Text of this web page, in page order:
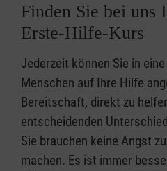
Finden Sie bei uns
Erste-Hilfe-Kurs
Jederzeit können Sie in
Menschen auf Ihre Hilfe
Bereitschaft, direkt zu
entscheidenden
Sie brauchen keine Angst
machen. Es ist immer